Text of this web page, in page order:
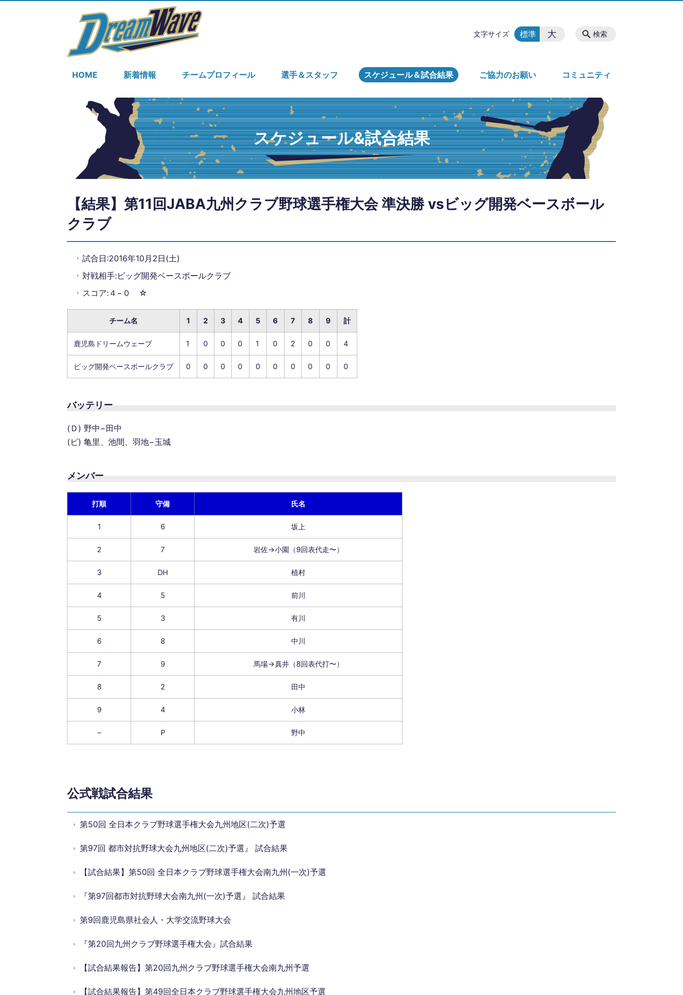
HOME 新着情報 チームプロフィール 選手＆スタッフ スケジュール＆試合結果 ご協力のお願い コミュニティ
検索
文字サイズ 標準 大
スケジュール&試合結果
【結果】第11回JABA九州クラブ野球選手権大会 準決勝 vsビッグ開発ベースボール
クラブ
試合日:2016年10月2日(土)
対戦相手:ビッグ開発ベースボールクラブ
スコア:４−０ ☆
チーム名 1 2 3 4 5 6 7 8 9 計
鹿児島ドリームウェーブ 1 0 0 0 1 0 2 0 0 4
ビッグ開発ベースボールクラブ 0 0 0 0 0 0 0 0 0 0
バッテリー
(Ｄ) 野中−田中
(ビ) 亀里、池間、羽地−玉城
メンバー
打順 守備 氏名
1 6 坂上
2 7 岩佐→小園（9回表代走〜）
3 DH 植村
4 5 前川
5 3 有川
6 8 中川
7 9 馬場→真井（8回表代打〜）
8 2 田中
9 4 小林
– P 野中
公式戦試合結果
第50回 全日本クラブ野球選手権大会九州地区(二次)予選
第97回 都市対抗野球大会九州地区(二次)予選』 試合結果
【試合結果】第50回 全日本クラブ野球選手権大会南九州(一次)予選
『第97回都市対抗野球大会南九州(一次)予選』 試合結果
第9回鹿児島県社会人・大学交流野球大会
『第20回九州クラブ野球選手権大会』試合結果
【試合結果報告】第20回九州クラブ野球選手権大会南九州予選
【試合結果報告】第49回全日本クラブ野球選手権大会九州地区予選